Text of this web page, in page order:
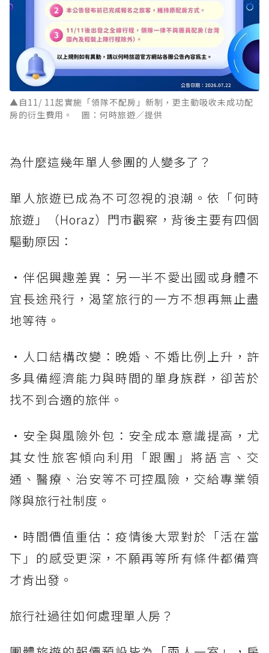
▲自11/ 11起實施「領隊不配房」新制，更主動吸收未成功配
房的衍生費用。 圖：何時旅遊／提供
為什麼這幾年單人參團的人變多了？
單人旅遊已成為不可忽視的浪潮。依「何時
旅遊」（Horaz）門市觀察，背後主要有四個
驅動原因：
・伴侶興趣差異：另一半不愛出國或身體不
宜長途飛行，渴望旅行的一方不想再無止盡
地等待。
・人口結構改變：晚婚、不婚比例上升，許
多具備經濟能力與時間的單身族群，卻苦於
找不到合適的旅伴。
・安全與風險外包：安全成本意識提高，尤
其女性旅客傾向利用「跟團」將語言、交
通、醫療、治安等不可控風險，交給專業領
隊與旅行社制度。
・時間價值重估：疫情後大眾對於「活在當
下」的感受更深，不願再等所有條件都備齊
才肯出發。
旅行社過往如何處理單人房？